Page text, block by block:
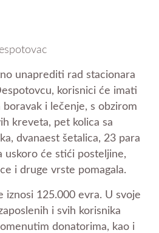
unaprediti rad stacionara
korisnici će imati
i lečenje, s obzirom
kreveta, pet kolica sa
dvanaest šetalica, 23 para
uskoro će stići posteljine,
i druge vrste pomagala.
iznosi 125.000 evra. U svoje
i svih korisnika
donatorima, kao i